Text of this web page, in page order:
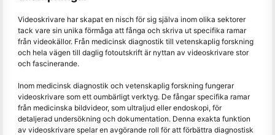
Videoskrivare har skapat en nisch för sig själva inom olika sektorer
tack vare sin unika förmåga att fånga och skriva ut specifika ramar
från videokällor. Från medicinsk diagnostik till vetenskaplig forskning
och hela vägen till daglig fotoutskrift är nyttan av videoskrivare stor
och fascinerande.
Inom medicinsk diagnostik och vetenskaplig forskning fungerar
videoskrivare som ett oumbärligt verktyg. De fångar specifika ramar
från medicinska bildvideor, som ultraljud eller endoskopi, för
detaljerad undersökning och dokumentation. Denna exakta funktion
av videoskrivare spelar en avgörande roll för att förbättra diagnostisk